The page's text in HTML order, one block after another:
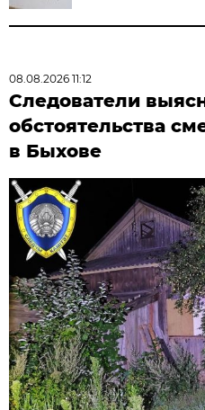
08.08.2026 11:12
Следователи
обстоятельства
в Быхове